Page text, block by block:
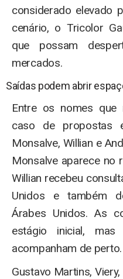
considerado elevado
cenário, o Tricolor
que possam
mercados.
Saídas podem abrir
Entre os nomes que
caso de propostas
Monsalve, Willian e
Monsalve aparece no
Willian recebeu
Unidos e também
Árabes Unidos. As
estágio inicial,
acompanham de perto.
Gustavo Martins,